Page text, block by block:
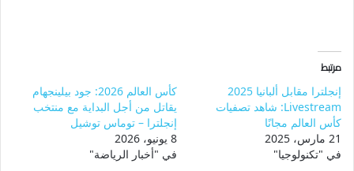
مرتبط
إنجلترا مقابل ألبانيا 2025
Livestream: شاهد تصفيات
كأس العالم مجانًا
21 مارس، 2025
في "تكنولوجيا"
كأس العالم 2026: جود بيلينجهام
يقاتل من أجل البداية مع منتخب
إنجلترا – توماس توشيل
8 يونيو، 2026
في "أخبار الرياضة"